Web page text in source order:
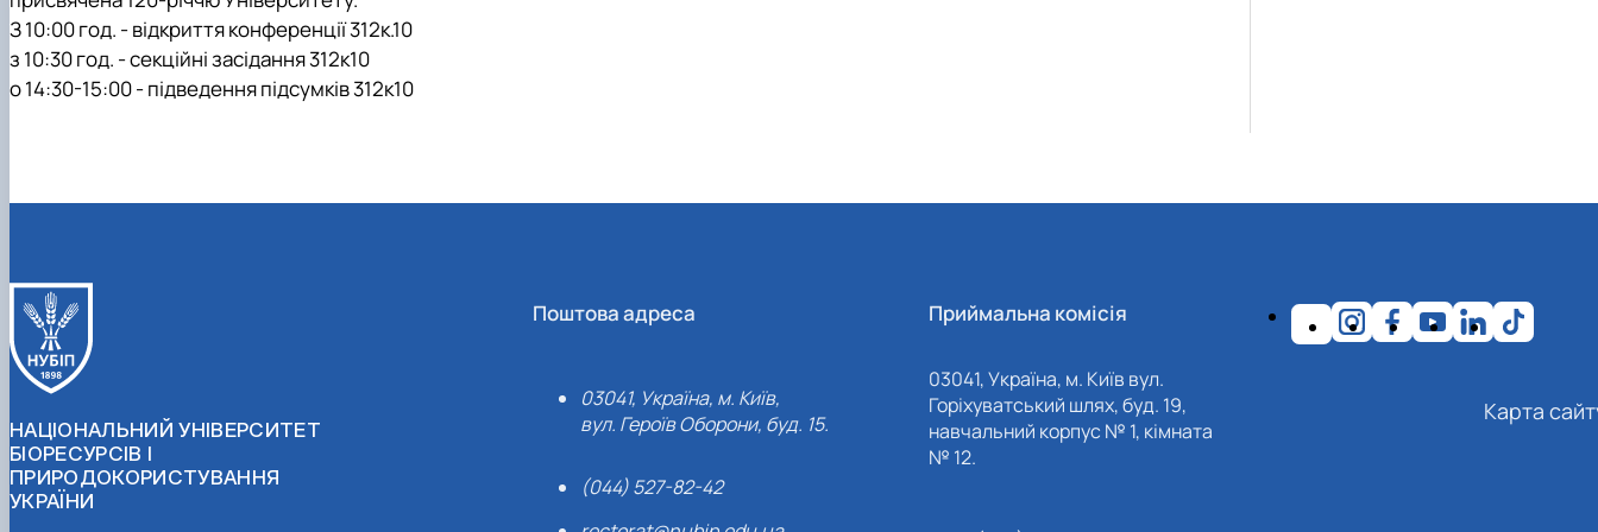
З 10:00 год. - відкриття конференції 312к.10
з 10:30 год. - секційні засідання 312к10
о 14:30-15:00 - підведення підсумків 312к10
НАЦІОНАЛЬНИЙ УНІВЕРСИТЕТ
БІОРЕСУРСІВ І
ПРИРОДОКОРИСТУВАННЯ
УКРАЇНИ
Поштова адреса
03041, Україна, м. Київ,
вул. Героїв Оборони, буд. 15.
(044) 527-82-42
Приймальна комісія
03041, Україна, м. Київ вул.
Горіхуватський шлях, буд. 19,
навчальний корпус № 1, кімната
№ 12.
Карта